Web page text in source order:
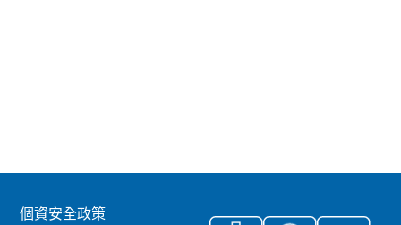
個資安全政策